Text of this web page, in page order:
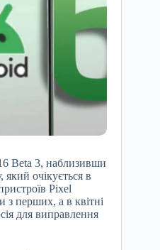
Beta 3, наблизивши
який очікується в
Pixel
перших, а в квітні
для виправлення